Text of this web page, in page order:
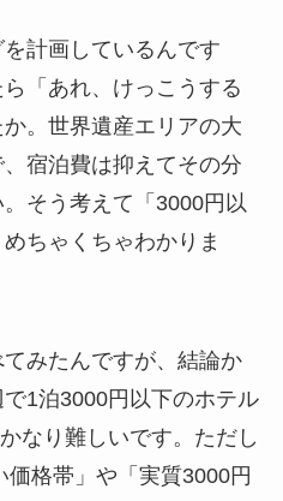
計画しているんです
「あれ、けっこうする
。世界遺産エリアの大
宿泊費は抑えてその分
そう考えて「3000円以
ちゃくちゃわかりま
みたんですが、結論か
1泊3000円以下のホテル
なり難しいです。ただし
価格帯」や「実質3000円